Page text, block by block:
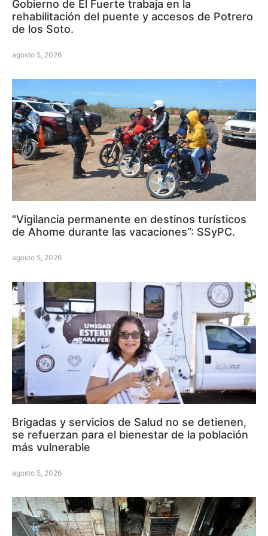
Gobierno de El Fuerte trabaja en la
rehabilitación del puente y accesos de Potrero
de los Soto.
agosto 5, 2026
“Vigilancia permanente en destinos turísticos
de Ahome durante las vacaciones”: SSyPC.
agosto 5, 2026
Brigadas y servicios de Salud no se detienen,
se refuerzan para el bienestar de la población
más vulnerable
agosto 5, 2026